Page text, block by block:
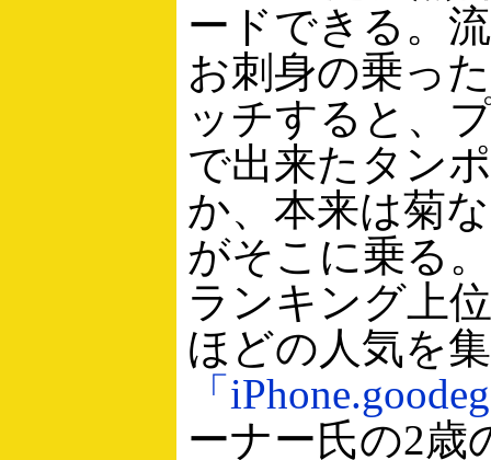
ードできる。
お刺身の乗っ
ッチすると、
で出来たタン
か、本来は菊
がそこに乗る
ランキング上
ほどの人気を
「
ーナー氏の2歳